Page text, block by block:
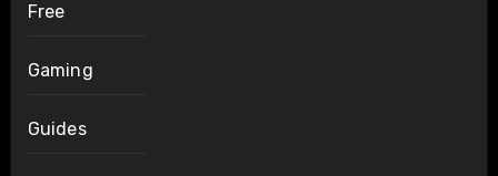
Free
Gaming
Guides